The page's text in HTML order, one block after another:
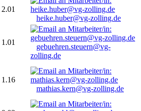
2.01
heike.huber@vg-zolling.de
1.01
gebuehren.steuern@vg-
zolling.de
1.16
mathias.kern@vg-zolling.de